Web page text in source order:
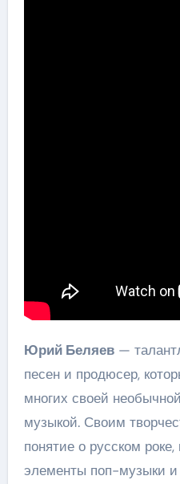
Юрий Беляев—
песен и продюсер,
многих своей
музыкой. Своим
понятие о русском
элементы поп-музыки и